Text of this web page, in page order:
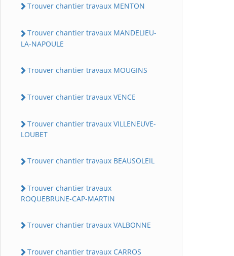
Trouver chantier travaux MENTON
Trouver chantier travaux MANDELIEU-
LA-NAPOULE
Trouver chantier travaux MOUGINS
Trouver chantier travaux VENCE
Trouver chantier travaux VILLENEUVE-
LOUBET
Trouver chantier travaux BEAUSOLEIL
Trouver chantier travaux
ROQUEBRUNE-CAP-MARTIN
Trouver chantier travaux VALBONNE
Trouver chantier travaux CARROS